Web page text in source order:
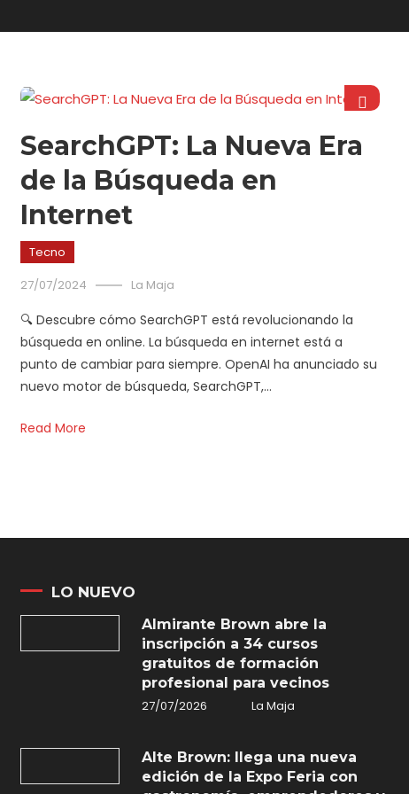
SearchGPT: La Nueva Era
de la Búsqueda en
Internet
Tecno
27/07/2024
La Maja
🔍 Descubre cómo SearchGPT está revolucionando la
búsqueda en online. La búsqueda en internet está a
punto de cambiar para siempre. OpenAI ha anunciado su
nuevo motor de búsqueda, SearchGPT,…
Read More
LO NUEVO
Almirante Brown abre la
inscripción a 34 cursos
gratuitos de formación
profesional para vecinos
27/07/2026
La Maja
Alte Brown: llega una nueva
edición de la Expo Feria con